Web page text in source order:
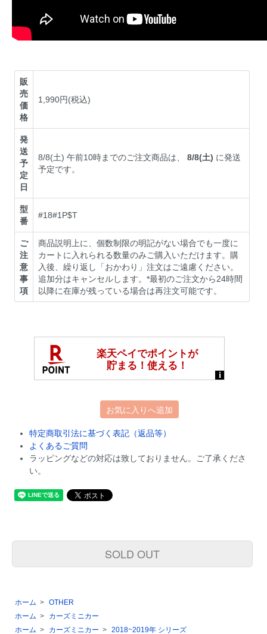
販
売
価
格
1,990円(税込)
発
送
予
定
日
8/8(土) 午前10時までのご注文商品は、8/8(土) に発送
予定です。
型
番
#18#1P$T
ご
注
意
事
項
商品説明上に、個数制限の明記がない場合でも一度に
カートに入れられる数量のみご購入いただけます。購
入後、繰り返し「おかわり」注文はご遠慮ください。
追加分はキャンセルします。*最初のご注文から24時間
以降に在庫が残っている場合は再注文可能です。
お気に入りへ追加
特定商取引法に基づく表記（返品等）
よくあるご質問
ラッピングなどの対応は致しておりません。ご了承くださ
い。
SOLD OUT
ホーム > OTHER
ホーム >
カーズミニカー
ホーム > カーズミニカー > 2018~2019年 シリーズ